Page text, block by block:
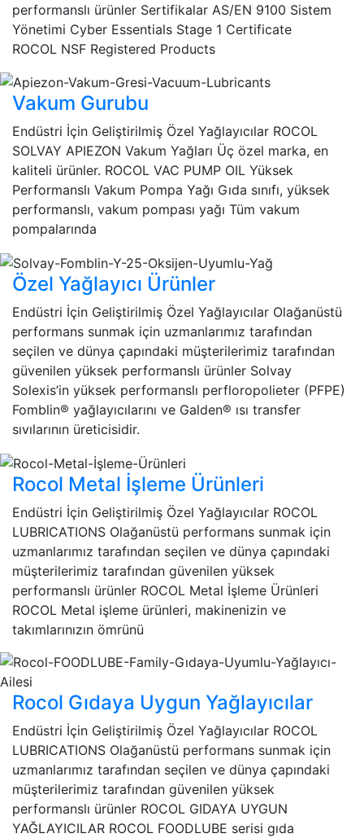
performanslı ürünler Sertifikalar AS/EN 9100 Sistem
Yönetimi Cyber Essentials Stage 1 Certificate
ROCOL NSF Registered Products
Vakum Gurubu
Endüstri İçin Geliştirilmiş Özel Yağlayıcılar ROCOL
SOLVAY APIEZON Vakum Yağları Üç özel marka, en
kaliteli ürünler. ROCOL VAC PUMP OIL Yüksek
Performanslı Vakum Pompa Yağı Gıda sınıfı, yüksek
performanslı, vakum pompası yağı Tüm vakum
pompalarında
Özel Yağlayıcı Ürünler
Endüstri İçin Geliştirilmiş Özel Yağlayıcılar Olağanüstü
performans sunmak için uzmanlarımız tarafından
seçilen ve dünya çapındaki müşterilerimiz tarafından
güvenilen yüksek performanslı ürünler Solvay
Solexis’in yüksek performanslı perfloropolieter (PFPE)
Fomblin® yağlayıcılarını ve Galden® ısı transfer
sıvılarının üreticisidir.
Rocol Metal İşleme Ürünleri
Endüstri İçin Geliştirilmiş Özel Yağlayıcılar ROCOL
LUBRICATIONS Olağanüstü performans sunmak için
uzmanlarımız tarafından seçilen ve dünya çapındaki
müşterilerimiz tarafından güvenilen yüksek
performanslı ürünler ROCOL Metal İşleme Ürünleri
ROCOL Metal işleme ürünleri, makinenizin ve
takımlarınızın ömrünü
Rocol Gıdaya Uygun Yağlayıcılar
Endüstri İçin Geliştirilmiş Özel Yağlayıcılar ROCOL
LUBRICATIONS Olağanüstü performans sunmak için
uzmanlarımız tarafından seçilen ve dünya çapındaki
müşterilerimiz tarafından güvenilen yüksek
performanslı ürünler ROCOL GIDAYA UYGUN
YAĞLAYICILAR ROCOL FOODLUBE serisi gıda